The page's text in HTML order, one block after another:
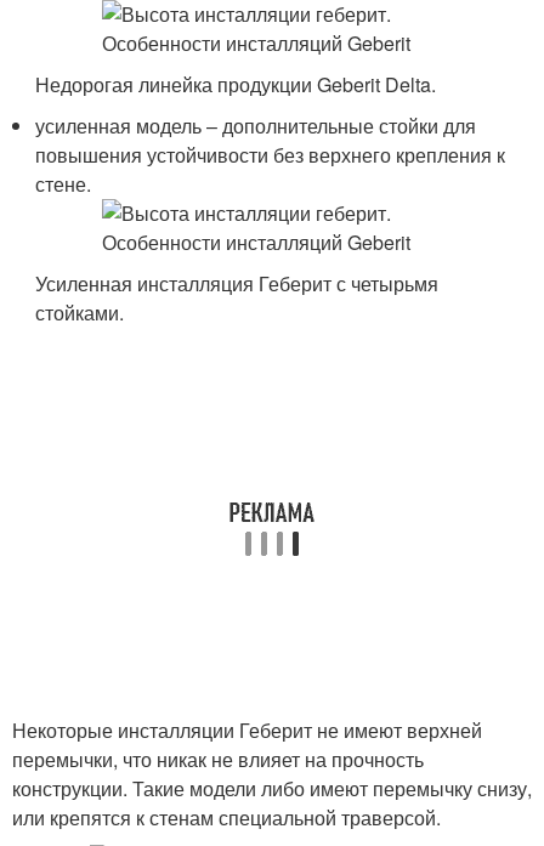
Недорогая линейка продукции Geberit Delta.
усиленная модель – дополнительные стойки для
повышения устойчивости без верхнего крепления к
стене.
Усиленная инсталляция Геберит с четырьмя
стойками.
Некоторые инсталляции Геберит не имеют верхней
перемычки, что никак не влияет на прочность
конструкции. Такие модели либо имеют перемычку снизу,
или крепятся к стенам специальной траверсой.